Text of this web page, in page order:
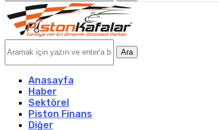
Ara
Anasayfa
Haber
Sektörel
Piston Finans
Diğer